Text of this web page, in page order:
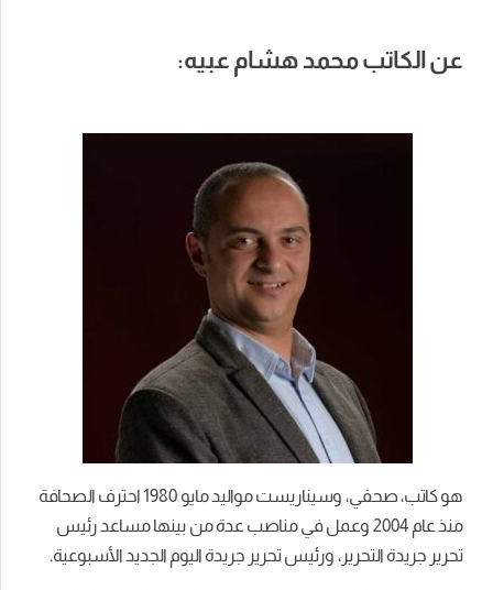
عن الكاتب محمد هشام عبيه:
هو كاتب، صحفي، وسيناريست مواليد مايو 1980 احترف الصحافة
منذ عام 2004 وعمل في مناصب عدة من بينها مساعد رئيس
تحرير جريدة التحرير، ورئيس تحرير جريدة اليوم الجديد الأسبوعية.